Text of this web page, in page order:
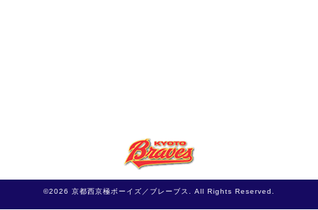
©2026 京都西京極ボーイズ／ブレーブス . All Rights Reserved.